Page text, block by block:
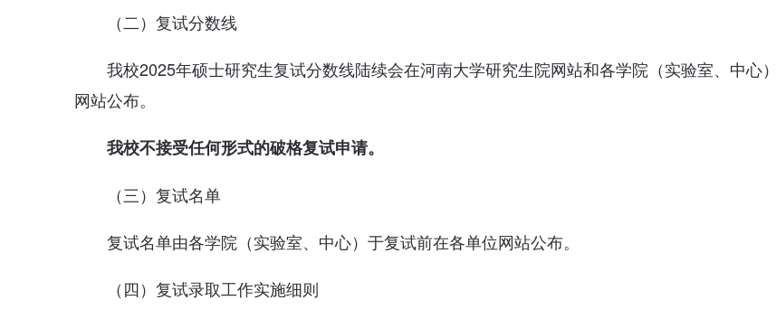
（二）复试分数线
我校2025年硕士研究生复试分数线陆续会在河南大学研究生院网站和各学院（实验室、中心）
网站公布。
我校不接受任何形式的破格复试申请。
（三）复试名单
复试名单由各学院（实验室、中心）于复试前在各单位网站公布。
（四）复试录取工作实施细则